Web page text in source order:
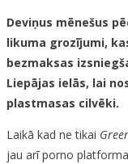
Deviņus mēnešus
likuma grozījumi,
bezmaksas
Liepājas ielās, lai
plastmasas cilvēki.
Laikā kad ne tikai
jau arī porno